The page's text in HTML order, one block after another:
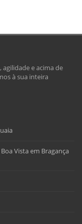
e acima de
à sua inteira
Vista em Bragança